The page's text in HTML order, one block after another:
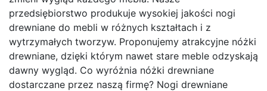
przedsiębiorstwo produkuje wysokiej jakości nogi
drewniane do mebli w różnych kształtach i z
wytrzymałych tworzyw. Proponujemy atrakcyjne nóżki
drewniane, dzięki którym nawet stare meble odzyskają
dawny wygląd. Co wyróżnia nóżki drewniane
dostarczane przez naszą firmę? Nogi drewniane